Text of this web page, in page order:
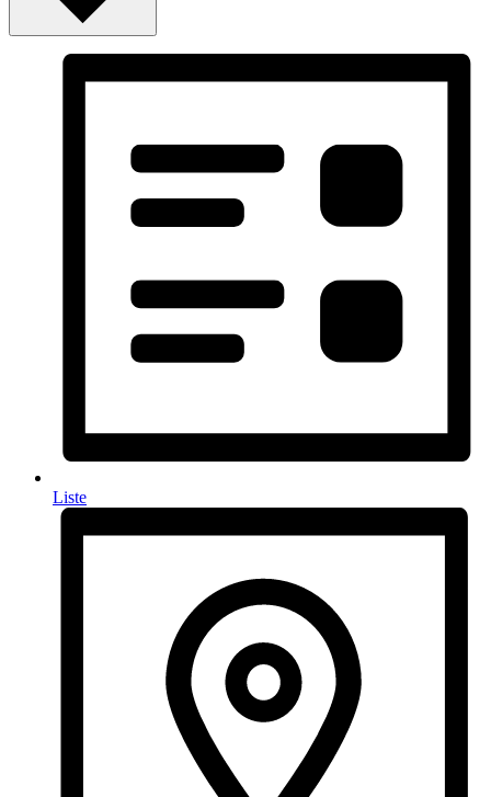
Liste